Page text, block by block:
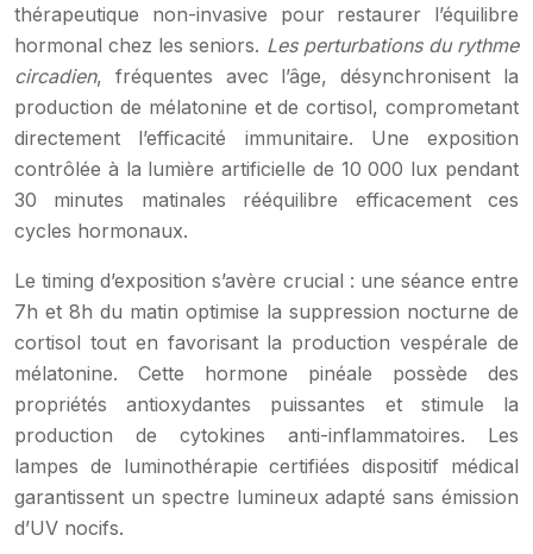
thérapeutique non-invasive pour restaurer l’équilibre
hormonal chez les seniors. Les perturbations du rythme
circadien, fréquentes avec l’âge, désynchronisent la
production de mélatonine et de cortisol, comprometant
directement l’efficacité immunitaire. Une exposition
contrôlée à la lumière artificielle de 10 000 lux pendant
30 minutes matinales rééquilibre efficacement ces
cycles hormonaux.
Le timing d’exposition s’avère crucial : une séance entre
7h et 8h du matin optimise la suppression nocturne de
cortisol tout en favorisant la production vespérale de
mélatonine. Cette hormone pinéale possède des
propriétés antioxydantes puissantes et stimule la
production de cytokines anti-inflammatoires. Les
lampes de luminothérapie certifiées dispositif médical
garantissent un spectre lumineux adapté sans émission
d’UV nocifs.